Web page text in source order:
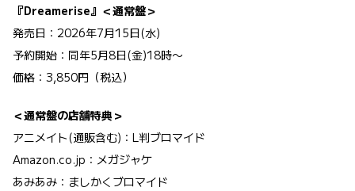
『Dreamerise』＜通常盤＞
発売日：2026年7月15日(水)
予約開始：同年5月8日(金)18時〜
価格：3,850円（税込）
＜通常盤の店舗特典＞
アニメイト(通販含む)：L判ブロマイド
Amazon.co.jp：メガジャケ
あみあみ：ましかくブロマイド